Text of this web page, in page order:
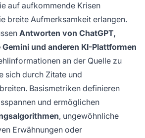
auf aufkommende Krisen
breite Aufmerksamkeit erlangen.
Antworten von ChatGPT,
und anderen KI-Plattformen
an der Quelle zu
sich durch Zitate und
Basismetriken definieren
und ermöglichen
, ungewöhnliche
Erwähnungen oder